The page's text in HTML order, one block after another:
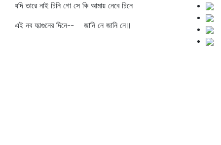
যদি তারে নাই চিনি গো সে কি আমায় নেবে চিনে
এই নব ফাল্গুনের দিনে-- জানি নে জানি নে॥